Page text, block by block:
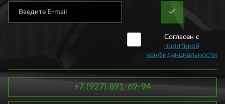
купить кенгурятник не составляет проблемы. Главное условие
выбора – грамотно подобрать аксессуар под свой автомобиль.
Защита переднего бампера, как и заднего представлена в виде
металлической трубы. Устанавливаются такие трубы как на
кенгурина может быть различным: 40, 60, 80 и даже 101 мм.
По своему дизайну, защита переднего бампера обычно
закрывает капот, фары и крылья, а защита заднего бампера
обычно закрывает сам бампер.
Согласен с
политикой
конфиденциальности
+7 (927) 891-69-94